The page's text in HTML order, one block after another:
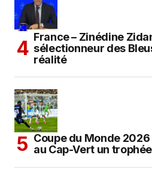
France – Zinédine
sélectionneur des
réalité
Coupe du Monde
au Cap-Vert un